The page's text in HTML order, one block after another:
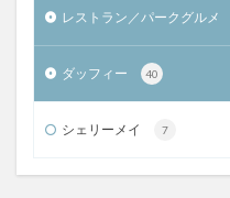
レストラン／パークグルメ
ダッフィー 40
シェリーメイ 7